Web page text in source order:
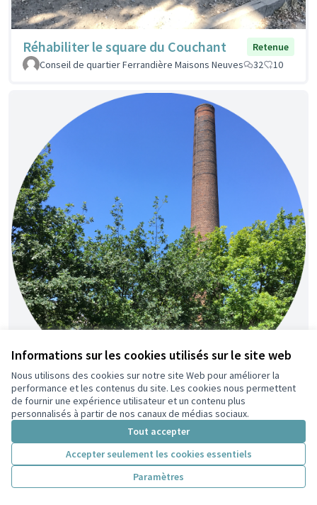
Informations sur les cookies utilisés sur le site web
Nous utilisons des cookies sur notre site Web pour améliorer la
performance et les contenus du site. Les cookies nous permettent
de fournir une expérience utilisateur et un contenu plus
personnalisés à partir de nos canaux de médias sociaux.
Tout accepter
Accepter seulement les cookies essentiels
Paramètres
Réhabiliter le square du Couchant
Retenue
Conseil de quartier Ferrandière Maisons Neuves
32 10
Renaturons le Parc du Centre !
Nico
7 36